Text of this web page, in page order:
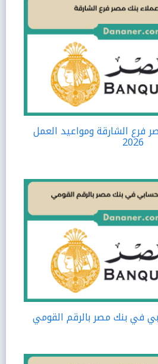
فرع الشارقة ومواعيد العمل
2026
في بنك مصر بالرقم القومي